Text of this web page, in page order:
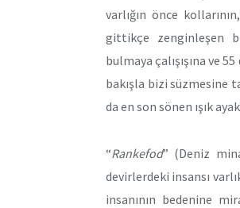
varlığın önce
gittikçe zenginleşen
bulmaya çalışışına ve
bakışla bizi süzmesine
da en son sönen ışık
“Rankefod” (Deniz
devirlerdeki insansı
insanının bedenine